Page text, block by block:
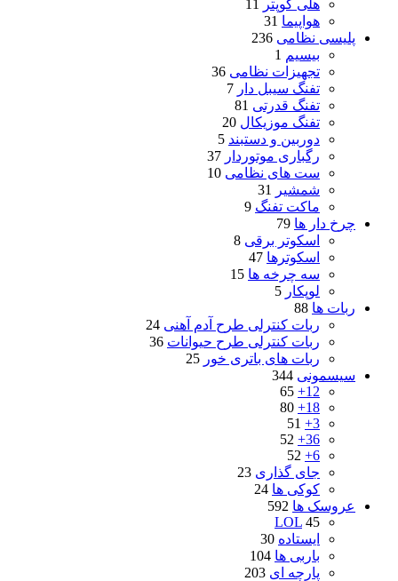
هلی کوپتر
11
هواپیما 31
پلیسی نظامی 236
بیسیم 1
تجهیزات نظامی 36
تفنگ سیبل دار 7
تفنگ قدرتی 81
تفنگ موزیکال 20
دوربین و دستبند 5
رگباری موتوردار 37
ست های نظامی 10
شمشیر
31
ماکت تفنگ 9
چرخ دار ها 79
اسکوتر برقی 8
اسکوترها 47
سه چرخه ها 15
لوپکار 5
ربات ها 88
ربات کنترلی طرح آدم آهنی 24
ربات کنترلی طرح حیوانات 36
ربات های باتری خور 25
سیسمونی 344
12+
65
18+
80
3+
51
36+
52
6+
52
جای گذاری 23
کوکی ها 24
عروسک ها 592
LOL 45
ایستاده 30
باربی ها 104
پارچه ای 203